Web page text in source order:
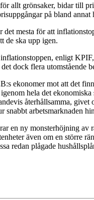
allt grönsaker, bidar till
på bland annat
det mesta för att
de ska upp igen.
enligt
dock flera utomstående
ekonomer mot att det
hela det
återhållsamma,
arbetsmarknaden
en ny monsterhöjning
även om en större
redan plågade